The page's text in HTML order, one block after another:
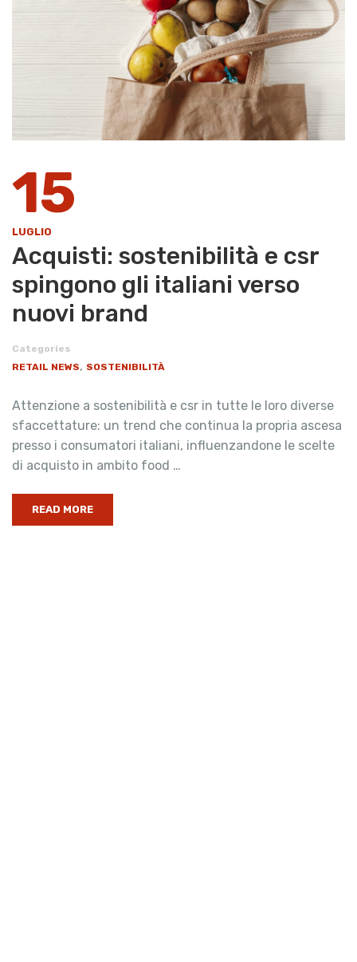
15
LUGLIO
Acquisti: sostenibilità e csr
spingono gli italiani verso
nuovi brand
Categories
RETAIL NEWS, SOSTENIBILITÀ
Attenzione a sostenibilità e csr in tutte le loro diverse
sfaccettature: un trend che continua la propria ascesa
presso i consumatori italiani, influenzandone le scelte
di acquisto in ambito food …
READ MORE